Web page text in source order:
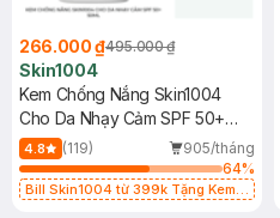
266.000 ₫495.000 ₫
Skin1004
Kem Chống Nắng Skin1004
Cho Da Nhạy Cảm SPF 50+
50ml
4.8 (119)
905/tháng
64%
Bill Skin1004 từ 399k Tặng Kem